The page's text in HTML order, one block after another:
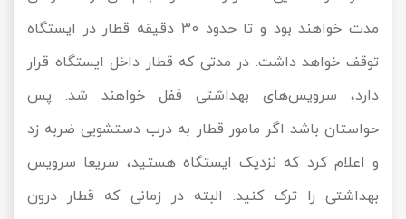
مدت خواهند بود و تا حدود 30 دقیقه قطار در ایستگاه
توقف خواهد داشت. در مدتی که قطار داخل ایستگاه قرار
دارد، سرویس‌های بهداشتی قفل خواهند شد. پس
حواستان باشد اگر مامور قطار به درب دستشویی ضربه زد
و اعلام کرد که نزدیک ایستگاه هستید، سریعا سرویس
بهداشتی را ترک کنید. البته در زمانی که قطار درون